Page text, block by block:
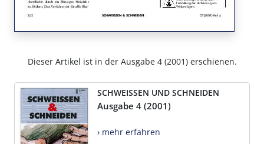
Dieser Artikel ist in der Ausgabe 4 (2001) erschienen.
SCHWEISSEN UND SCHNEIDEN
Ausgabe 4 (2001)
› mehr erfahren